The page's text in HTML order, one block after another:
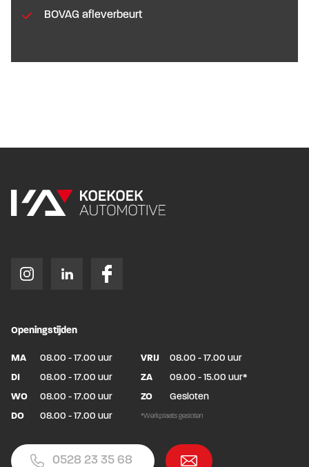
BOVAG afleverbeurt
Openingstijden
MA 08.00 - 17.00 uur VRIJ
08.00 - 17.00 uur
DI
08.00 - 17.00 uur ZA
09.00 - 15.00 uur*
WO
08.00 - 17.00 uur ZO
Gesloten
DO
08.00 - 17.00 uur *Werkplaats gesloten
0528 23 35 68